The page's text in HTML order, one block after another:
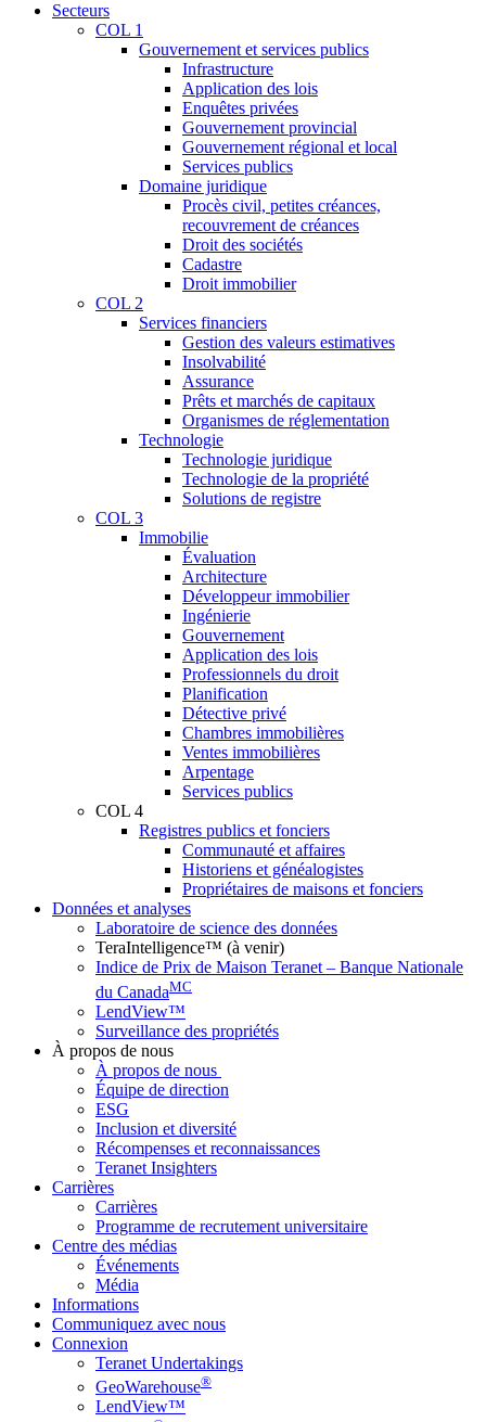
Secteurs
COL 1
Gouvernement et services publics
Infrastructure
Application des lois
Enquêtes privées
Gouvernement provincial
Gouvernement régional et local
Services publics
Domaine juridique
Procès civil, petites créances,
recouvrement de créances
Droit des sociétés
Cadastre
Droit immobilier
COL 2
Services financiers
Gestion des valeurs estimatives
Insolvabilité
Assurance
Prêts et marchés de capitaux
Organismes de réglementation
Technologie
Technologie juridique
Technologie de la propriété
Solutions de registre
COL 3
Immobilie
Évaluation
Architecture
Développeur immobilier
Ingénierie
Gouvernement
Application des lois
Professionnels du droit
Planification
Détective privé
Chambres immobilières
Ventes immobilières
Arpentage
Services publics
COL 4
Registres publics et fonciers
Communauté et affaires
Historiens et généalogistes
Propriétaires de maisons et fonciers
Données et analyses
Laboratoire de science des données
TeraIntelligence™ (à venir)
Indice de Prix de Maison Teranet – Banque Nationale
du CanadaMC
LendView™
Surveillance des propriétés
À propos de nous
À propos de nous
Équipe de direction
ESG
Inclusion et diversité
Récompenses et reconnaissances
Teranet Insighters
Carrières
Carrières
Programme de recrutement universitaire
Centre des médias
Événements
Média
Informations
Communiquez avec nous
Connexion
Teranet Undertakings
GeoWarehouse®
LendView™